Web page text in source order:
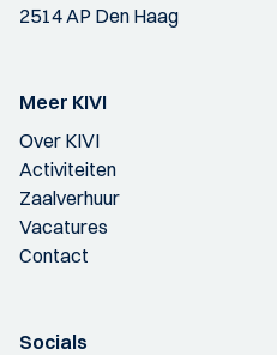
2514 AP Den Haag
Meer KIVI
Over KIVI
Activiteiten
Zaalverhuur
Vacatures
Contact
Socials